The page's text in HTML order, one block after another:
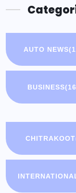
AUTO NEWS
BUSINESS
CHITRAKOOT